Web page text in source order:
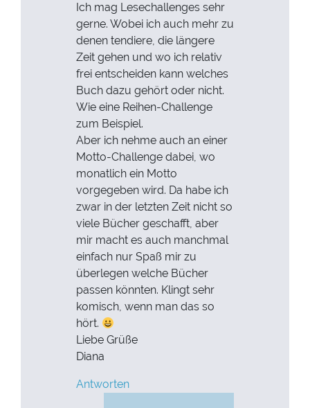
Ich mag Lesechallenges sehr
gerne. Wobei ich auch mehr zu
denen tendiere, die längere
Zeit gehen und wo ich relativ
frei entscheiden kann welches
Buch dazu gehört oder nicht.
Wie eine Reihen-Challenge
zum Beispiel.
Aber ich nehme auch an einer
Motto-Challenge dabei, wo
monatlich ein Motto
vorgegeben wird. Da habe ich
zwar in der letzten Zeit nicht so
viele Bücher geschafft, aber
mir macht es auch manchmal
einfach nur Spaß mir zu
überlegen welche Bücher
passen könnten. Klingt sehr
komisch, wenn man das so
hört.
Liebe Grüße
Diana
Antworten